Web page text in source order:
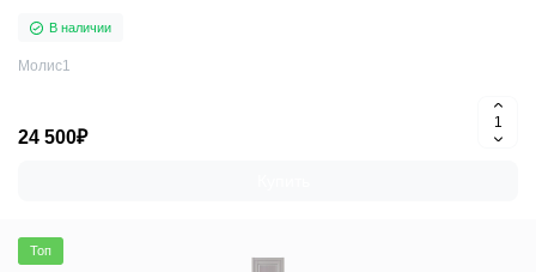
В наличии
Молис1
24 500₽
Топ